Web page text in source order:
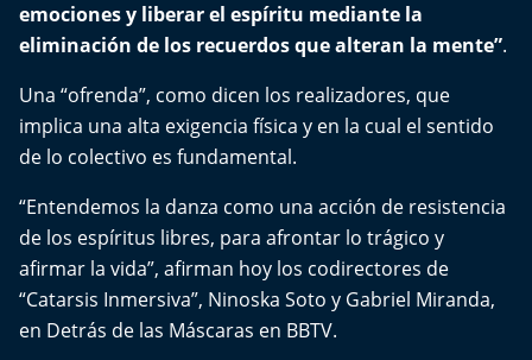
Aquí Estamos
Trasnoche
Punto de Encuentro
Yo invito
emociones y liberar el espíritu mediante la
eliminación de los recuerdos que alteran la mente”.
Una “ofrenda”, como dicen los realizadores, que
implica una alta exigencia física y en la cual el sentido
de lo colectivo es fundamental.
“Entendemos la danza como una acción de resistencia
de los espíritus libres, para afrontar lo trágico y
afirmar la vida”, afirman hoy los codirectores de
“Catarsis Inmersiva”, Ninoska Soto y Gabriel Miranda,
en Detrás de las Máscaras en BBTV.